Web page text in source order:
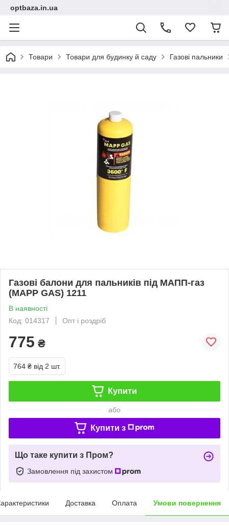
optbaza.in.ua
Товари Товари для будинку й саду Газові пальники
Газові балони для пальників під МАПП-газ
(MAPP GAS) 1211
В наявності
Код: 014317
Опт і роздріб
775 ₴
764 ₴ від 2 шт.
Купити
або
Купити з
Що таке купити з Пром?
Замовлення під захистом
Доставка Оплата Умови повернення